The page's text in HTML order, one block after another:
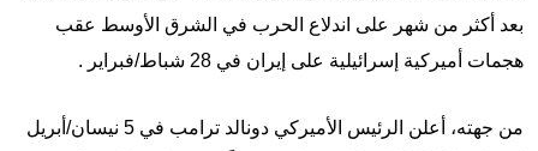
بعد أكثر من شهر على اندلاع الحرب في الشرق الأوسط عقب
هجمات أميركية إسرائيلية على إيران في 28 شباط/فبراير .
من جهته، أعلن الرئيس الأميركي دونالد ترامب في 5 نيسان/أبريل